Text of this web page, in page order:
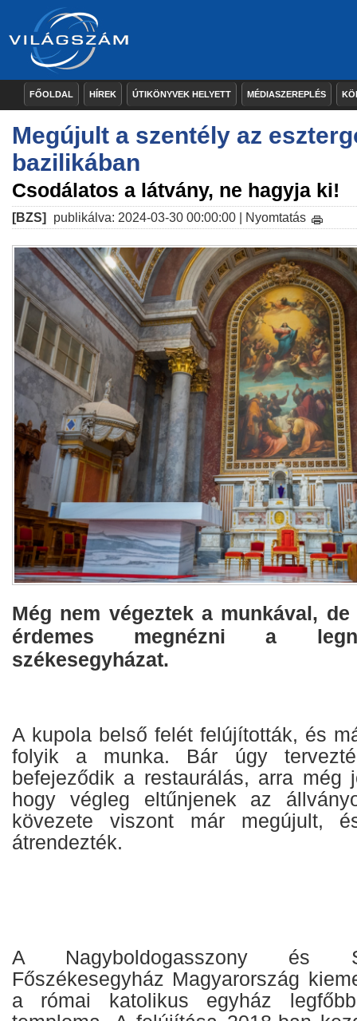
FŐOLDAL HÍREK ÚTIKÖNYVEK HELYETT MÉDIASZEREPLÉS
Megújult a szentély az
bazilikában
Csodálatos a látvány, ne hagyja ki!
[BZS] publikálva: 2024-03-30 00:00:00 | Nyomtatás
Még nem végeztek a munkával,
érdemes megnézni a
székesegyházat.
A kupola belső felét felújították, és
folyik a munka. Bár úgy
befejeződik a restaurálás, arra még
hogy végleg eltűnjenek az
kövezete viszont már megújult,
átrendezték.
A Nagyboldogasszony és
Főszékesegyház Magyarország
a római katolikus egyház